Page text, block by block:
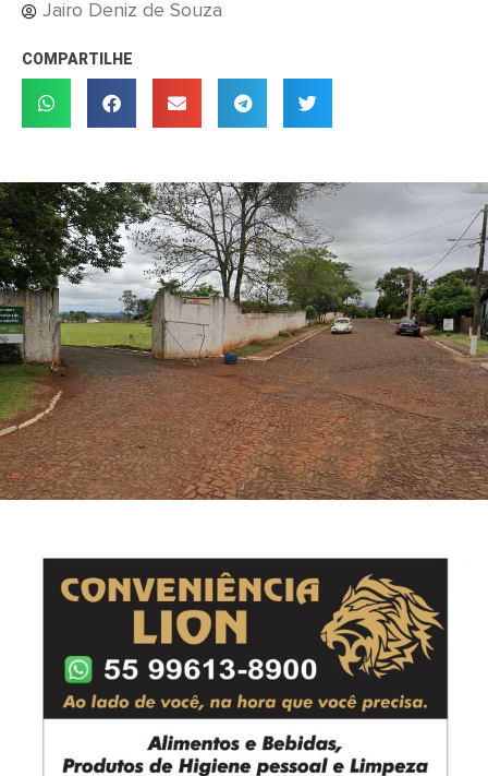
Jairo Deniz de Souza
COMPARTILHE